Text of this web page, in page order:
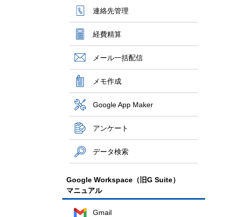
連絡先管理
経費精算
メール一括配信
メモ作成
Google App Maker
アンケート
データ検索
Google Workspace（旧G Suite）
マニュアル
Gmail